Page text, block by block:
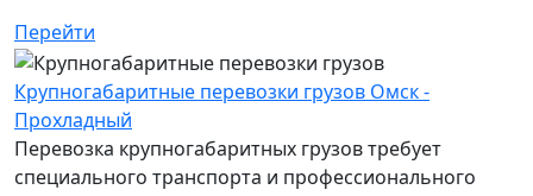
Перейти
Крупногабаритные перевозки грузов Омск -
Прохладный
Перевозка крупногабаритных грузов требует
специального транспорта и профессионального